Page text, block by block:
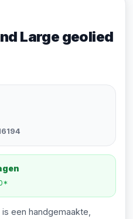
Large geolied
een handgemaakte,